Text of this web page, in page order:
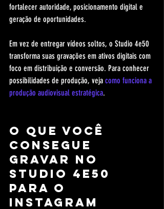
fortalecer autoridade, posicionamento digital e
geração de oportunidades.
Em vez de entregar vídeos soltos, o Studio 4e50
transforma suas gravações em ativos digitais com
foco em distribuição e conversão. Para conhecer
possibilidades de produção, veja como funciona a
produção audiovisual estratégica.
O que você
consegue
gravar no
Studio 4e50
para o
Instagram